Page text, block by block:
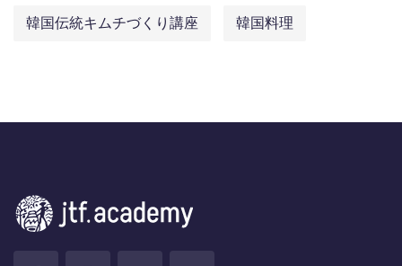
韓国伝統キムチづくり講座 韓国料理